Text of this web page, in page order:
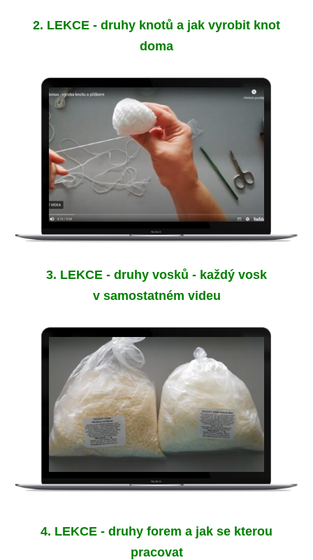
2. LEKCE - druhy knotů a jak vyrobit knot
doma
3. LEKCE - druhy vosků - každý vosk
v samostatném videu
4. LEKCE - druhy forem a jak se kterou
pracovat